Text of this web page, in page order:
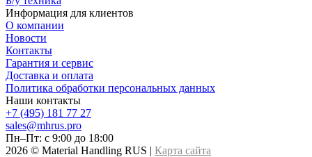
Информация для клиентов
О компании
Новости
Контакты
Гарантия и сервис
Доставка и оплата
Политика обработки персональных данных
Наши контакты
+7 (495) 181 77 27
sales@mhrus.pro
Пн–Пт: с 9:00 до 18:00
2026 © Material Handling RUS | Карта сайта